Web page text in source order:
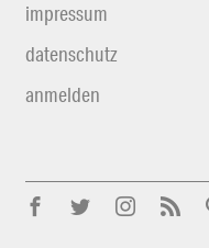
impressum
datenschutz
anmelden